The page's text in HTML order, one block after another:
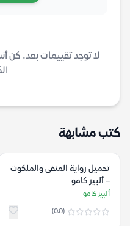
لا توجد تقييمات بعد. كن
كتب مشابهة
تحميل رواية المنفى والملكوت
– ألبير كامو
ألبير كامو
(0.0)